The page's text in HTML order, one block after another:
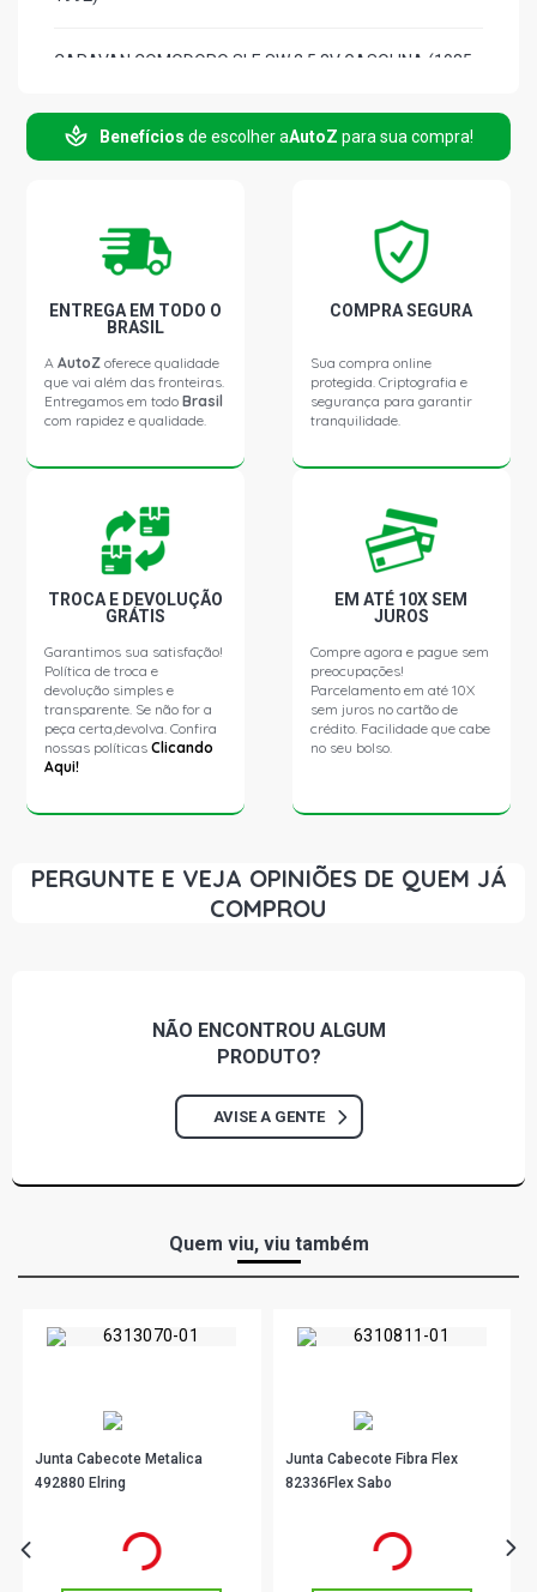
CARAVAN COMODORO SLE SW 2.5 8V GASOLINA (1985 -
CARAVAN DIPLOMATA SW 2.5 8V GASOLINA (1985 -
1992)
CARAVAN DIPLOMATA SLE SW 2.5 8V GASOLINA (1985 -
CARAVAN COMODORO SW 4.1 12V (1985 - 1992)
CARAVAN COMODORO SLE SW 4.1 12V (1985 - 1992)
CARAVAN L SW 4.1 12V (1969 - 1992)
CARAVAN SL SW 4.1 12V (1969 - 1992)
1992)
OPALA COMODORO SLE SEDAN 2.5 8V GASOLINA (1985
- 1992)
OPALA DIPLOMATA SEDAN 2.5 8V GASOLINA (1985 -
1992)
OPALA DIPLOMATA SLE SEDAN 2.5 8V GASOLINA (1985
OPALA COMODORO SLE SEDAN 4.1 12V (1985 - 1992)
OPALA DIPLOMATA SEDAN 4.1 12V (1985 - 1992)
C60 STD CAMINHAO 4.8 12V N/A GASOLINA (1954 -
Benefícios de escolher aAutoZ para sua compra!
ENTREGA EM TODO O
BRASIL
AAutoZ oferece qualidade
que vai além das fronteiras.
Entregamos em todoBrasil
com rapidez e qualidade.
COMPRA SEGURA
Sua compra online
protegida. Criptografia e
segurança para garantir
tranquilidade.
TROCA E DEVOLUÇÃO
GRÁTIS
Garantimos sua satisfação!
Política de troca e
devolução simples e
transparente. Se não for a
peça certa,devolva. Confira
nossas políticasClicando
Aqui!
EM ATÉ 10X SEM
JUROS
Compre agora e pague sem
preocupações!
Parcelamento em até 10X
sem juros no cartão de
crédito. Facilidade que cabe
no seu bolso.
PERGUNTE E VEJA OPINIÕES DE QUEM JÁ
COMPROU
NÃO ENCONTROU ALGUM
PRODUTO?
AVISE A GENTE
Quem viu, viu também
Junta Cabecote Metalica
492880 Elring
em até 2x de
Junta Cabecote Fibra Flex
82336Flex Sabo
em até 2x de